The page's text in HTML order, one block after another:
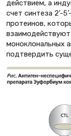
действием, а
счет синтеза 2’-
протеинов,
моноклональных
подтвердить